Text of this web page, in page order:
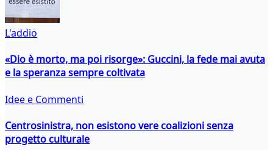
L'addio
«Dio è morto, ma poi risorge»: Guccini, la fede mai avuta
e la speranza sempre coltivata
Idee e Commenti
Centrosinistra, non esistono vere coalizioni senza
progetto culturale